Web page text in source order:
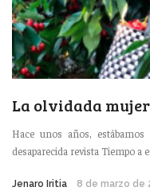
La olvidada
Hace unos años,
desaparecida revista Tiempo a
Jenaro Iritia 8 de marzo de